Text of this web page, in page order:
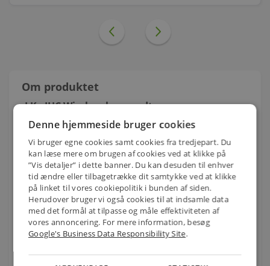
Om produktet
LK - IHC Wireless lampeudtag
med lysdæmper, 505D5102
Anvendes:
Hvor der ønskes lysdæmpning som kan
fjernbetjenes trådløst. Lysdæmperen kan ved
hjælp af simpel programmering kobles sammen
med andre LK IHC Wireless komponenter. Hvis
der ønskes en mere avanceret programmering
kan lysdæmperen kobles til LK IHC controller
Visual 820B1400. Lysdæmperen er universal, kan
dæmpe glødepære og jernkerne- og
Lysdæmperen kan endvidere anvendes med
Denne hjemmeside bruger cookies
Vi bruger egne cookies samt cookies fra tredjepart. Du
kan læse mere om brugen af cookies ved at klikke på
”Vis detaljer” i dette banner. Du kan desuden til enhver
tid ændre eller tilbagetrække dit samtykke ved at klikke
på linket til vores cookiepolitik i bunden af siden.
Herudover bruger vi også cookies til at indsamle data
med det formål at tilpasse og måle effektiviteten af
vores annoncering. For mere information, besøg
Google's Business Data Responsibility Site.